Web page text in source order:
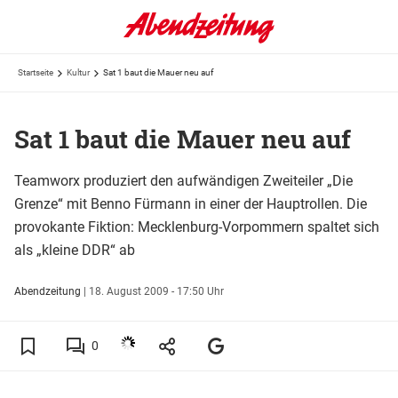
Startseite Kultur Sat 1 baut die Mauer neu auf
Sat 1 baut die Mauer neu auf
Teamworx produziert den aufwändigen Zweiteiler „Die
Grenze“ mit Benno Fürmann in einer der Hauptrollen. Die
provokante Fiktion: Mecklenburg-Vorpommern spaltet sich
als „kleine DDR“ ab
Abendzeitung | 18. August 2009 - 17:50 Uhr
0